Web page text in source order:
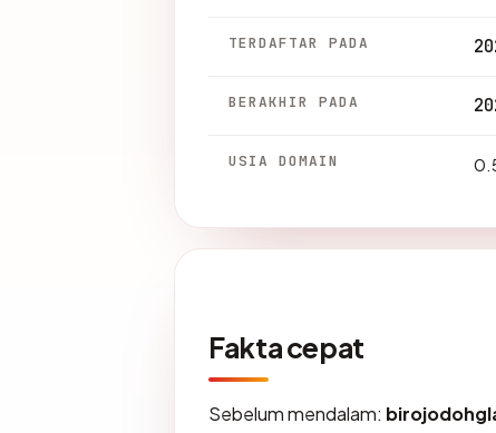
TERDAFTAR PADA
BERAKHIR PADA
USIA DOMAIN
Fakta cepat
Sebelum mendalam: